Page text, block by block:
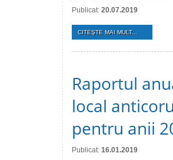
Publicat: 20.07.2019
CITEŞTE MAI MULT...
Raportul
local
pentru anii
Publicat: 16.01.2019